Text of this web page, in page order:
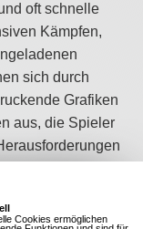
oft schnelle
Kämpfen,
sich durch
Grafiken
aus, die Spieler
von schnellen
möchten.
Cookies ermöglichen